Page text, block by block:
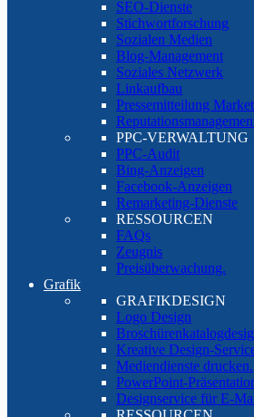
SEO-Dienste
Stichwortforschung
Sozialen Medien
Blog-Management
Soziales Netzwerk
Linkaufbau
Pressemitteilung
PPC-VERWALTUNG
PPC-Audit
Bing-Anzeigen
Facebook-Anzeigen
Remarketing-Dienste
RESSOURCEN
FAQs
Zeugnis
Preisüberwachung.
Grafik
GRAFIKDESIGN
Logo Design
Kreative Design-
Mediendienste drucken.
PowerPoint-
Designservice für E-